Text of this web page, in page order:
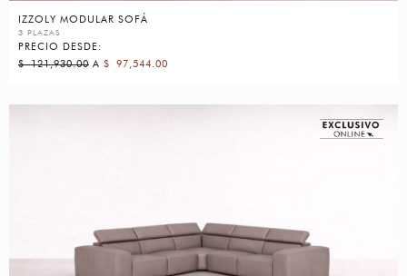
IZZOLY MODULAR SOFÁ
3 PLAZAS
PRECIO DESDE:
$121,930.00 A $ 97,544.00